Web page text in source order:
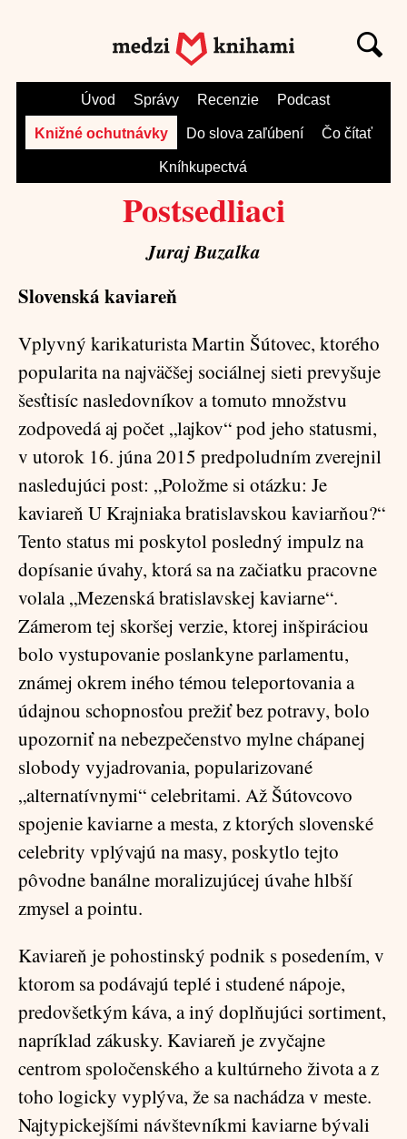
Úvod Správy Recenzie Podcast
Knižné ochutnávky Do slova zaľúbení Čo čítať
Kníhkupectvá
Postsedliaci
Juraj Buzalka
Slovenská kaviareň
Vplyvný karikaturista Martin Šútovec, ktorého
popularita na najväčšej sociálnej sieti prevyšuje
šesťtisíc nasledovníkov a tomuto množstvu
zodpovedá aj počet „lajkov“ pod jeho statusmi,
v utorok 16. júna 2015 predpoludním zverejnil
nasledujúci post: „Položme si otázku: Je
kaviareň U Krajniaka bratislavskou kaviarňou?“
Tento status mi poskytol posledný impulz na
dopísanie úvahy, ktorá sa na začiatku pracovne
volala „Mezenská bratislavskej kaviarne“.
Zámerom tej skoršej verzie, ktorej inšpiráciou
bolo vystupovanie poslankyne parlamentu,
známej okrem iného témou teleportovania a
údajnou schopnosťou prežiť bez potravy, bolo
upozorniť na nebezpečenstvo mylne chápanej
slobody vyjadrovania, popularizované
„alternatívnymi“ celebritami. Až Šútovcovo
spojenie kaviarne a mesta, z ktorých slovenské
celebrity vplývajú na masy, poskytlo tejto
pôvodne banálne moralizujúcej úvahe hlbší
zmysel a pointu.
Kaviareň je pohostinský podnik s posedením, v
ktorom sa podávajú teplé i studené nápoje,
predovšetkým káva, a iný doplňujúci sortiment,
napríklad zákusky. Kaviareň je zvyčajne
centrom spoločenského a kultúrneho života a z
toho logicky vyplýva, že sa nachádza v meste.
Najtypickejšími návštevníkmi kaviarne bývali